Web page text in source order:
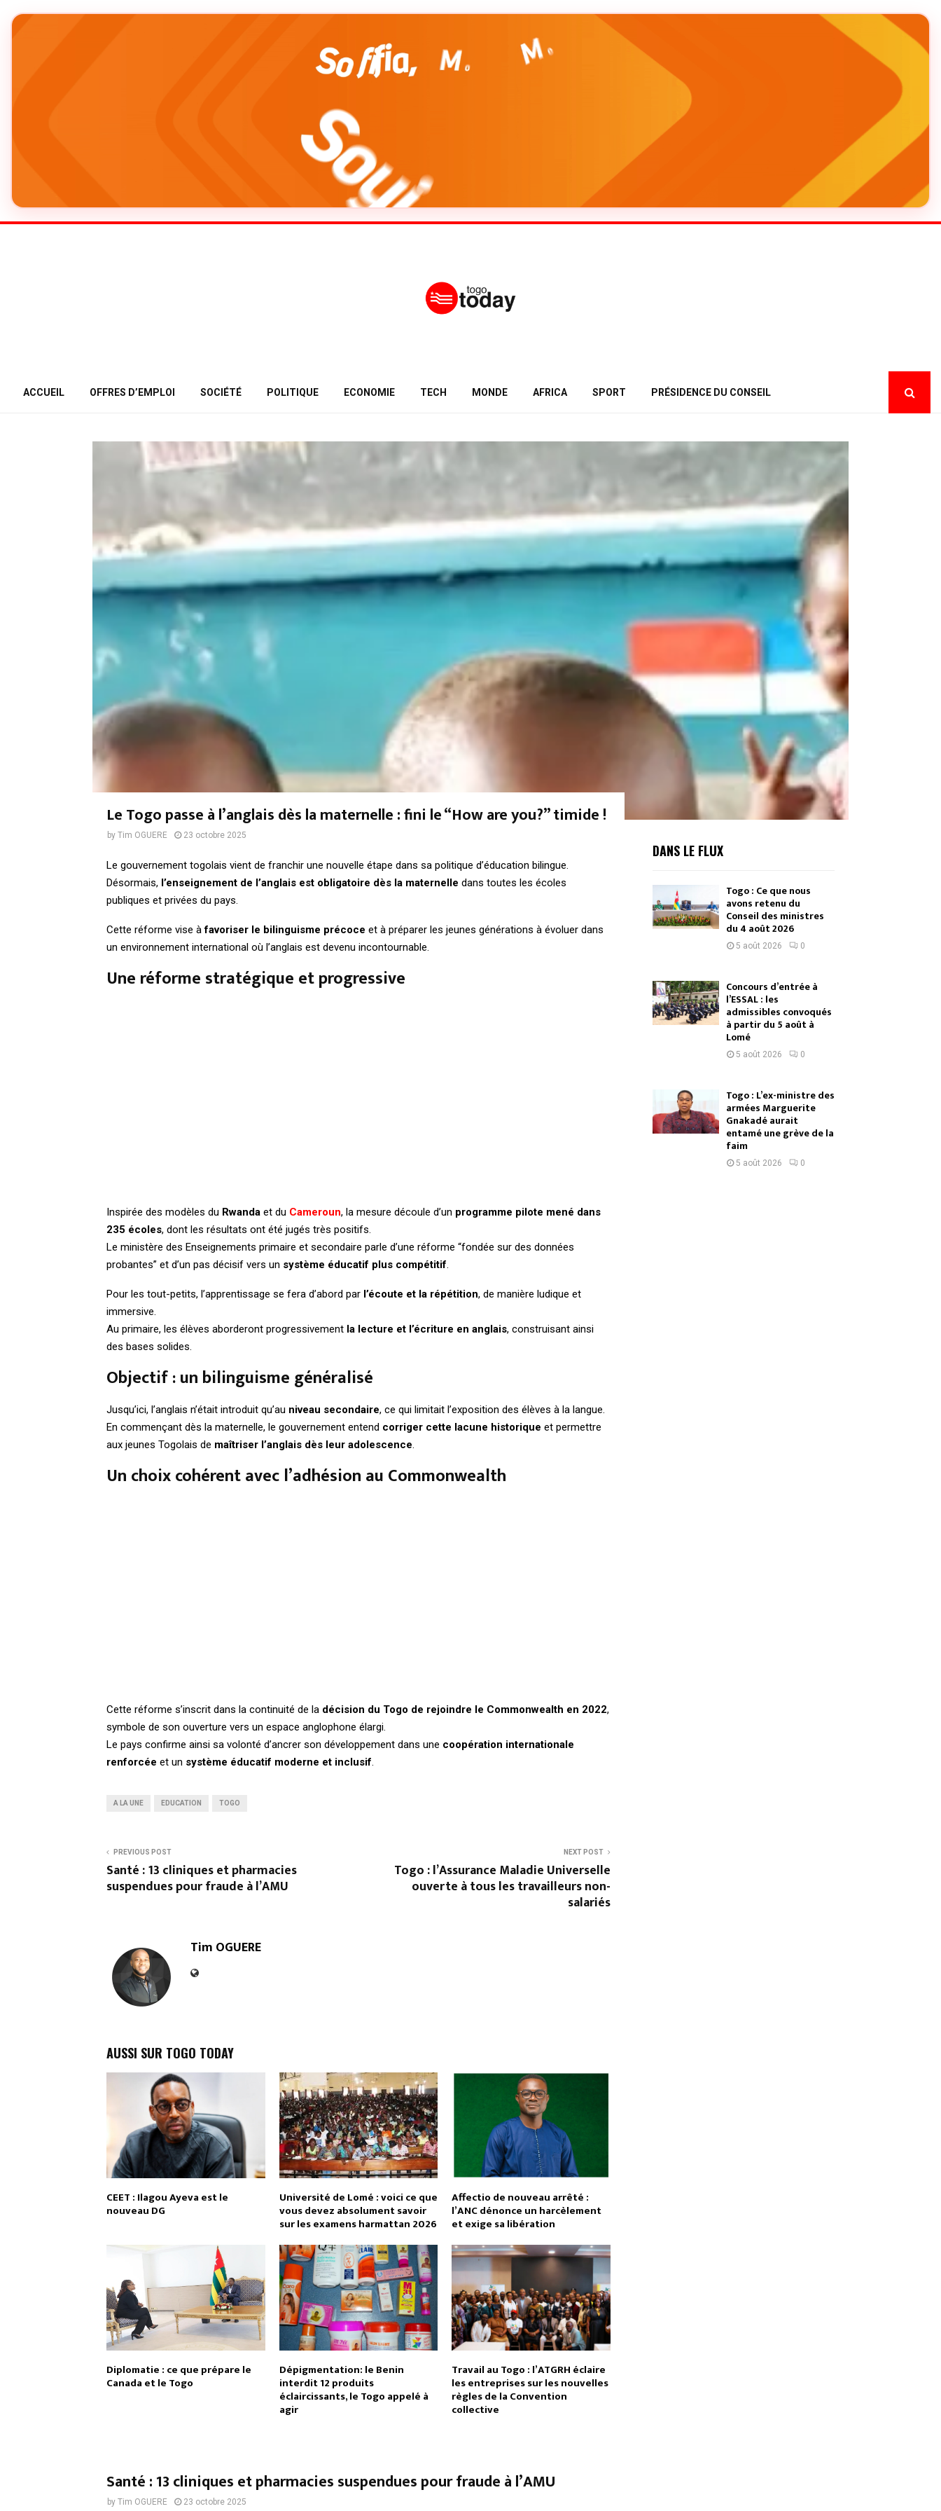
ACCUEIL OFFRES D’EMPLOI SOCIÉTÉ POLITIQUE ECONOMIE TECH MONDE AFRICA SPORT PRÉSIDENCE DU CONSEIL
Le Togo passe à l’anglais dès la maternelle : fini le “How are you?” timide !
by Tim OGUERE 23 octobre 2025
Le gouvernement togolais vient de franchir une nouvelle étape dans sa politique d’éducation bilingue.
Désormais, l’enseignement de l’anglais est obligatoire dès la maternelle dans toutes les écoles
publiques et privées du pays.
Cette réforme vise àfavoriser le bilinguisme précoce et à préparer les jeunes générations à évoluer dans
un environnement international où l’anglais est devenu incontournable.
Une réforme stratégique et progressive
Inspirée des modèles du Rwanda et du Cameroun, la mesure découle d’un programme pilote mené dans
235 écoles, dont les résultats ont été jugés très positifs.
Le ministère des Enseignements primaire et secondaire parle d’une réforme “fondée sur des données
probantes” et d’un pas décisif vers un système éducatif plus compétitif.
Pour les tout-petits, l’apprentissage se fera d’abord par l’écoute et la répétition, de manière ludique et
immersive.
Au primaire, les élèves aborderont progressivement la lecture et l’écriture en anglais, construisant ainsi
des bases solides.
Objectif : un bilinguisme généralisé
Jusqu’ici, l’anglais n’était introduit qu’au niveau secondaire, ce qui limitait l’exposition des élèves à la langue.
En commençant dès la maternelle, le gouvernement entend corriger cette lacune historique et permettre
aux jeunes Togolais de maîtriser l’anglais dès leur adolescence.
Un choix cohérent avec l’adhésion au Commonwealth
Cette réforme s’inscrit dans la continuité de la décision du Togo de rejoindre le Commonwealth en 2022,
symbole de son ouverture vers un espace anglophone élargi.
Le pays confirme ainsi sa volonté d’ancrer son développement dans une coopération internationale
renforcée et un système éducatif moderne et inclusif.
A LA UNE EDUCATION TOGO
PREVIOUS POST
Santé : 13 cliniques et pharmacies
suspendues pour fraude à l’AMU
NEXT POST
Togo : l’Assurance Maladie Universelle
ouverte à tous les travailleurs non-
salariés
Tim OGUERE
AUSSI SUR TOGO TODAY
CEET : Ilagou Ayeva est le
nouveau DG
Université de Lomé : voici ce que
vous devez absolument savoir
sur les examens harmattan 2026
Affectio de nouveau arrêté :
l’ANC dénonce un harcèlement
et exige sa libération
Diplomatie : ce que prépare le
Canada et le Togo
Dépigmentation: le Benin
interdit 12 produits
éclaircissants, le Togo appelé à
agir
Travail au Togo : l’ATGRH éclaire
les entreprises sur les nouvelles
règles de la Convention
collective
Santé : 13 cliniques et pharmacies suspendues pour fraude à l’AMU
by Tim OGUERE 23 octobre 2025
DANS LE FLUX
Togo : Ce que nous
avons retenu du
Conseil des ministres
du 4 août 2026
5 août 2026 0
Concours d’entrée à
l’ESSAL : les
admissibles convoqués
à partir du 5 août à
Lomé
5 août 2026 0
Togo : L’ex-ministre des
armées Marguerite
Gnakadé aurait
entamé une grève de la
faim
5 août 2026 0